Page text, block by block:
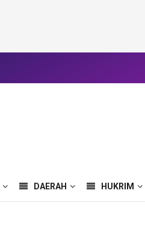
DAERAH HUKRIM